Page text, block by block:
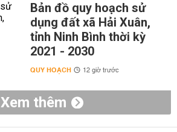
Bản đồ quy hoạch sử
dụng đất xã Hải Xuân,
tỉnh Ninh Bình thời kỳ
2021 - 2030
QUY HOẠCH 12 giờ trước
Xem thêm